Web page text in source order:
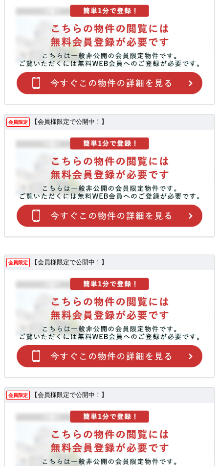
会員限定 【会員様限定で公開中！】
会員限定 【会員様限定で公開中！】
会員限定 【会員様限定で公開中！】